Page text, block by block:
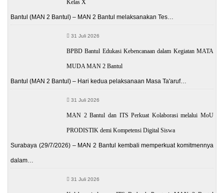
Kelas X
Bantul (MAN 2 Bantul) – MAN 2 Bantul melaksanakan Tes…
31 Juli 2026
BPBD Bantul Edukasi Kebencanaan dalam Kegiatan MATA
MUDA MAN 2 Bantul
Bantul (MAN 2 Bantul) – Hari kedua pelaksanaan Masa Ta'aruf…
31 Juli 2026
MAN 2 Bantul dan ITS Perkuat Kolaborasi melalui MoU
PRODISTIK demi Kompetensi Digital Siswa
Surabaya (29/7/2026) – MAN 2 Bantul kembali memperkuat komitmennya
dalam…
31 Juli 2026